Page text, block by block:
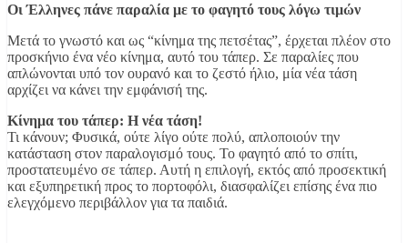
Οι Έλληνες πάνε παραλία με το φαγητό τους λόγω τιμών
Μετά το γνωστό και ως “κίνημα της πετσέτας”, έρχεται πλέον στο
προσκήνιο ένα νέο κίνημα, αυτό του τάπερ. Σε παραλίες που
απλώνονται υπό τον ουρανό και το ζεστό ήλιο, μία νέα τάση
αρχίζει να κάνει την εμφάνισή της.
Κίνημα του τάπερ: Η νέα τάση!
Τι κάνουν; Φυσικά, ούτε λίγο ούτε πολύ, απλοποιούν την
κατάσταση στον παραλογισμό τους. Το φαγητό από το σπίτι,
προστατευμένο σε τάπερ. Αυτή η επιλογή, εκτός από προσεκτική
και εξυπηρετική προς το πορτοφόλι, διασφαλίζει επίσης ένα πιο
ελεγχόμενο περιβάλλον για τα παιδιά.